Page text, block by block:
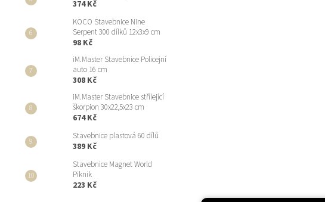
374 Kč
KOCO Stavebnice Nine
Serpent 300 dílků 12x3x9 cm
98 Kč
iM.Master Stavebnice Policejní
auto 16 cm
308 Kč
iM.Master Stavebnice střílející
škorpion 30x22,5x23 cm
674 Kč
Stavebnice plastová 60 dílů
389 Kč
Stavebnice Magnet World
Piknik
223 Kč